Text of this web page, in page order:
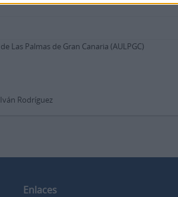
Las Palmas de Gran Canaria (AULPGC)
Rodríguez
Enlaces